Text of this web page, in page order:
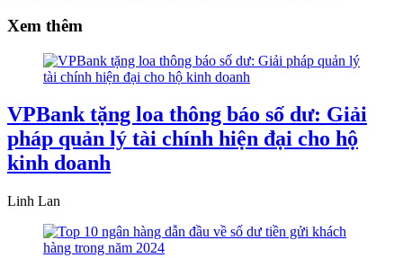
Xem thêm
VPBank tặng loa thông báo số dư: Giải
pháp quản lý tài chính hiện đại cho hộ
kinh doanh
Linh Lan